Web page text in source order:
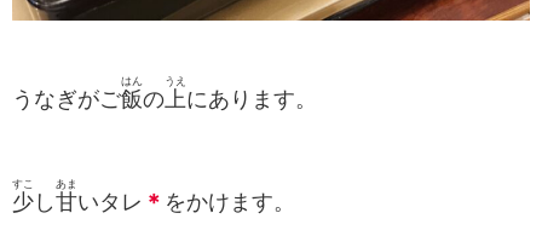
うなぎがご飯
はん
の 上
うえ
にあります。
少
すこ
し甘
あま
いタレ ＊ をかけます。